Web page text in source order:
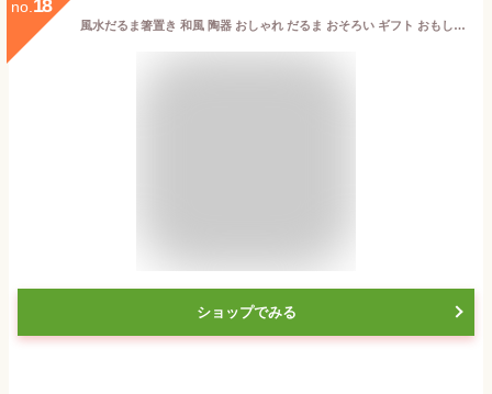
no. 18
風水だるま箸置き 和風 陶器 おしゃれ だるま おそろい ギフト おもしろい 風水 縁起物 手描き 日本製 美濃焼 陶磁器 食器 レンジ対応 食洗機対応 かわいい カワイイ モダン 敬老の日 カクニ 風水だるま
ショップでみる